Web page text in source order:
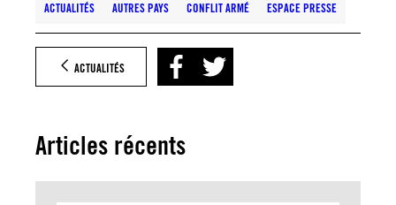
ACTUALITÉS AUTRES PAYS CONFLIT ARMÉ ESPACE PRESSE
ACTUALITÉS
Articles récents